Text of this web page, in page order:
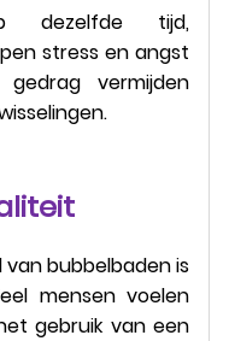
dezelfde tijd,
stress en angst
vermijden
van bubbelbaden is
mensen voelen
gebruik van een